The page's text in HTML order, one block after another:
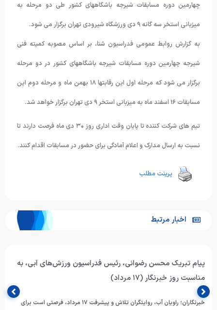
چهارمین دوره مسابقات شیرجه باشگاههای کشور طی دو مرحله به
میزبانی استخر سه گانه ٩ دی ورزشگاه شیرودی تهران برگزار می شود.
به گزارش روابط عمومی فدراسیون شنا، بر اساس مصوبه کمیته فنی
شیرجه چهارمین دوره مسابقات شیرجه باشگاههای کشور در دو مرحله
برگزار می شود که مرحله اول این رقابتها ١٨ بهمن ماه و مرحله دوم این
مسابقات ١۶ اسفند ماه به میزبانی استخر ٩ دی تهران برگزار خواهد شد.
تیم های شرکت کننده تا پایان وقت اداری روز ٣۰ دی ماه فرصت دارند تا
نسبت به ارسال مدارک و اعلام آمادگی برای حضور در مسابقات اقدام کنند.
پرینت مطلب
اخبار مرتبط
پیام تبریک محسن رضوانی، رئیس فدراسیون ورزش‌های آبی، به
مناسبت روز خبرنگار (۱۷ مرداد)
خبرنگاران؛ راویان آب، روایتگران تلاش و پیشرفت ۱۷ مرداد، فرصتی است برای